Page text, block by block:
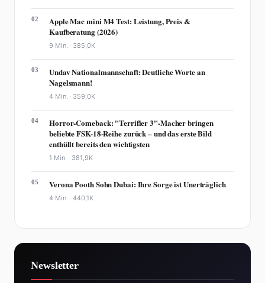
02
Apple Mac mini M4 Test: Leistung, Preis &
Kaufberatung (2026)
9 Min. · 385,0K
03
Undav Nationalmannschaft: Deutliche Worte an
Nagelsmann!
4 Min. · 359,0K
04
Horror-Comeback: "Terrifier 3"-Macher bringen
beliebte FSK-18-Reihe zurück – und das erste Bild
enthüllt bereits den wichtigsten
1 Min. · 381,9K
05 Verona Pooth Sohn Dubai: Ihre Sorge ist Unerträglich
4 Min. ·440,1K
Newsletter